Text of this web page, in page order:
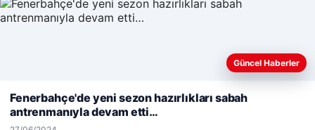
Hastaş Beton
Web sitemizi nasıl kullandığınızı daha iyi anlayabilmek,
kullanıyoruz.Çerez Politikamız
Güncel Haberler
Fenerbahçe'de yeni sezon hazırlıkları sabah
antrenmanıyla devam etti…